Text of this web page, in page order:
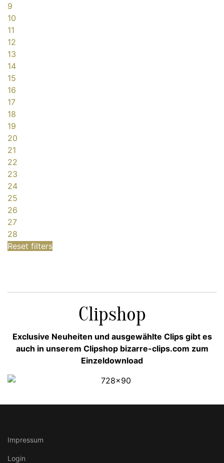
9
10
11
12
13
14
15
16
17
18
19
20
21
22
23
24
25
26
27
28
Reset filters
Clipshop
Exclusive Neuheiten und ausgewählte Clips gibt es
auch in unserem Clipshop bizarre-clips.com zum
Einzeldownload
Impressum
Login